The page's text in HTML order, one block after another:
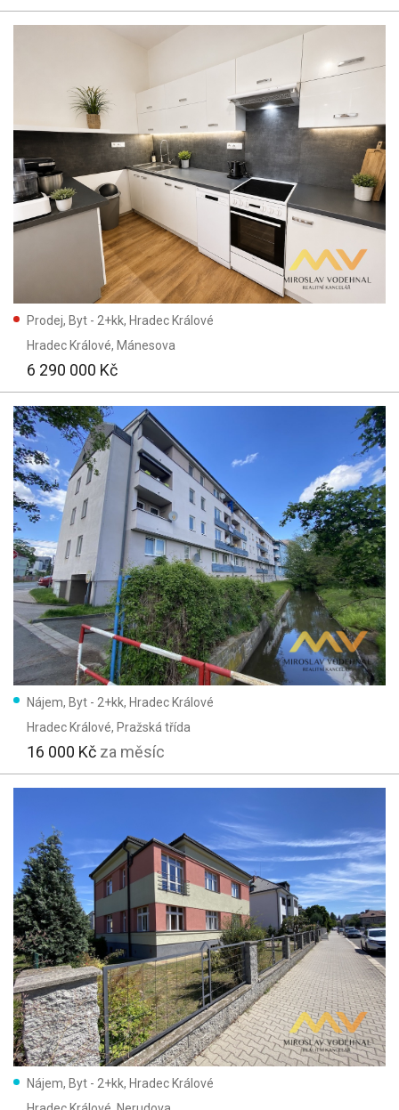
Prodej, Byt - 2+kk, Hradec Králové
Hradec Králové, Mánesova
6 290 000 Kč
Nájem, Byt - 2+kk, Hradec Králové
Hradec Králové, Pražská třída
16 000 Kč za měsíc
Nájem, Byt - 2+kk, Hradec Králové